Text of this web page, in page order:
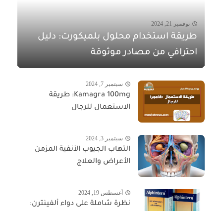
نوفمبر 21, 2024
طريقة استخدام محلول بلميكورت: دليل
احترافي من مصادر موثوقة
سبتمبر 7, 2024
Kamagra 100mg: طريقة
الاستعمال للرجال
سبتمبر 3, 2024
التهاب الجيوب الأنفية المزمن
الأعراض والعلاج
أغسطس 19, 2024
نظرة شاملة على دواء ألفينترن: